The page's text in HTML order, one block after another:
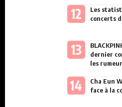
Les
concerts
dernier
les
Cha Eun
face à la